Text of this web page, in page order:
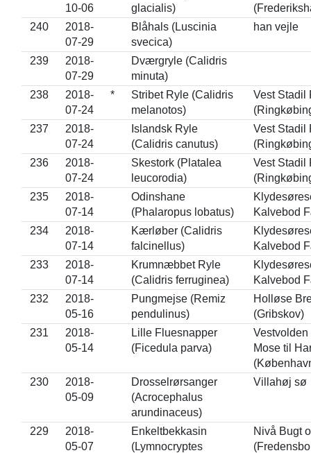
10-06
glacialis)
240
2018-
07-29
Blåhals (Luscinia
svecica)
han vejle
239
2018-
07-29
Dværgryle (Calidris
minuta)
238
2018-
07-24
*
Stribet Ryle (Calidris
melanotos)
Vest Stadil
237
2018-
07-24
Islandsk Ryle
(Calidris canutus)
Vest Stadil
236
2018-
07-24
Skestork (Platalea
leucorodia)
Vest Stadil
235
2018-
07-14
Odinshane
(Phalaropus lobatus)
Kalvebod
234
2018-
07-14
Kærløber (Calidris
falcinellus)
Kalvebod
233
2018-
07-14
Krumnæbbet Ryle
(Calidris ferruginea)
Kalvebod
232
2018-
05-16
Pungmejse (Remiz
pendulinus)
Holløse
(Gribskov)
231
2018-
05-14
Lille Fluesnapper
(Ficedula parva)
Vestvolden
Mose til
230
2018-
05-09
Drosselrørsanger
(Acrocephalus
arundinaceus)
Villahøj sø
229
2018-
05-07
Enkeltbekkasin
(Lymnocryptes
Nivå Bugt